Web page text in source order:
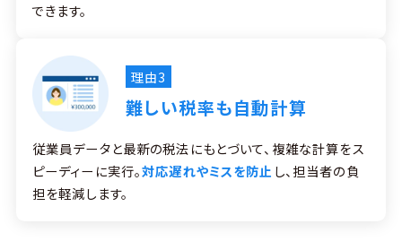
できます。
理由3
難しい税率も自動計算
従業員データと最新の税法にもとづいて、複雑な計算をス
ピーディーに実行。対応遅れやミスを防止 し、担当者の負
担を軽減します。